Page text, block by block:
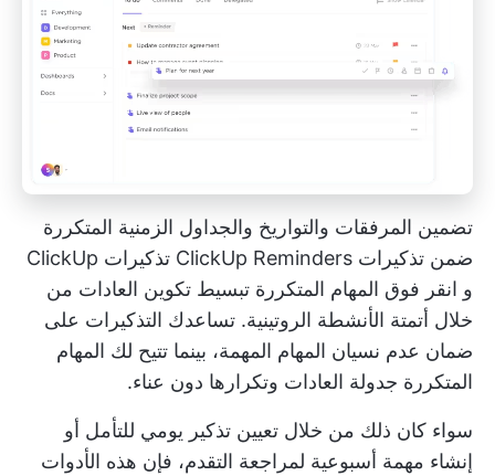
تضمين المرفقات والتواريخ والجداول الزمنية المتكررة
ضمن تذكيرات ClickUp Reminders
تذكيرات ClickUp
و انقر فوق المهام المتكررة تبسيط تكوين العادات من
خلال أتمتة الأنشطة الروتينية. تساعدك التذكيرات على
ضمان عدم نسيان المهام المهمة، بينما تتيح لك المهام
المتكررة جدولة العادات وتكرارها دون عناء.
سواء كان ذلك من خلال تعيين تذكير يومي للتأمل أو
إنشاء مهمة أسبوعية لمراجعة التقدم، فإن هذه الأدوات